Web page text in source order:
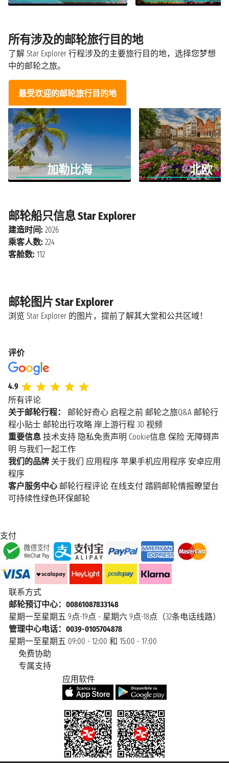
所有涉及的邮轮旅行目的地
了解 Star Explorer 行程涉及的主要旅行目的地，选择您梦想
中的邮轮之旅。
最受欢迎的邮轮旅行目的地
加勒比海 北欧
邮轮船只信息 Star Explorer
建造时间: 2026
乘客人数: 224
客舱数: 112
邮轮图片 Star Explorer
浏览 Star Explorer 的图片，提前了解其大堂和公共区域！
评价
4.9
所有评论
关于邮轮行程：
邮轮好奇心 启程之前 邮轮之旅Q&A 邮轮行
程小贴士 邮轮出行攻略 岸上游行程 3D 视频
重要信息 技术支持 隐私免责声明 Cookie信息 保险 无障碍声
明 与我们一起工作
我们的品牌 关于我们 应用程序 苹果手机应用程序 安卓应用
程序
客户服务中心 邮轮行程评论 在线支付 踏鸥邮轮情报瞭望台
可持续性绿色环保邮轮
支付
联系方式
邮轮预订中心：00861087833148
星期一至星期五 9点-19点 - 星期六 9点-18点（32条电话线路）
管理中心电话：0039-0105704878
星期一至星期五 09:00 - 12:00 和 15:00 - 17:00
免费协助
专属支持
应用软件